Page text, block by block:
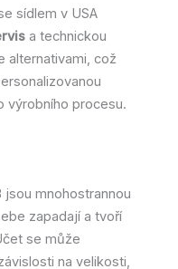
sídlem v USA
a technickou
alternativami, což
výrobního procesu.
mnohostrannou
zapadají a tvoří
se může
na velikosti,